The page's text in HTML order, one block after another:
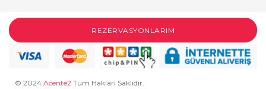
REZERVASYONLARIM
© 2024 Acente2 Tüm Hakları Saklıdır.